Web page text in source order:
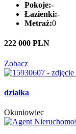
Pokoje:-
Łazienki:-
Metraż:0
222 000 PLN
Zobacz
działka
Okuniowiec